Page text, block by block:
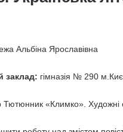
Альбіна Ярославівна
заклад: гімназія № 290
Тютюнник «Климко». Художні